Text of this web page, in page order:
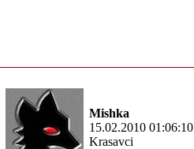
Mishka
15.02.2010 01:06:10
Krasavci